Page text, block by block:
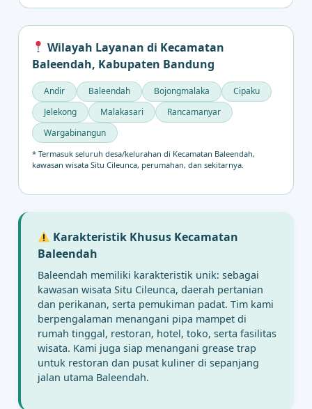
Wilayah Layanan di Kecamatan
Baleendah, Kabupaten Bandung
Andir Baleendah Bojongmalaka
Cipaku
Jelekong
Malakasari
Rancamanyar
Wargabinangun
* Termasuk seluruh desa/kelurahan di Kecamatan Baleendah,
kawasan wisata Situ Cileunca, perumahan, dan sekitarnya.
Karakteristik Khusus Kecamatan
Baleendah
Baleendah memiliki karakteristik unik: sebagai
kawasan wisata Situ Cileunca, daerah pertanian
dan perikanan, serta pemukiman padat. Tim kami
berpengalaman menangani pipa mampet di
rumah tinggal, restoran, hotel, toko, serta fasilitas
wisata. Kami juga siap menangani grease trap
untuk restoran dan pusat kuliner di sepanjang
jalan utama Baleendah.